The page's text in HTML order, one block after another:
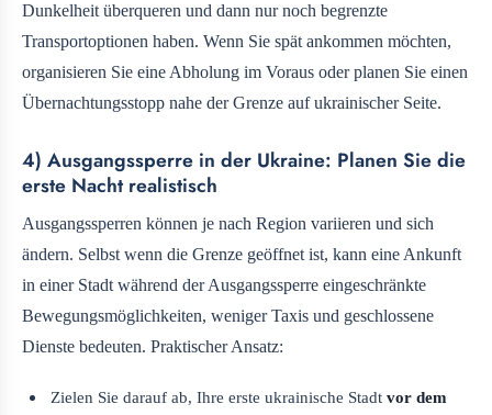
Dunkelheit überqueren und dann nur noch begrenzte
Transportoptionen haben. Wenn Sie spät ankommen möchten,
organisieren Sie eine Abholung im Voraus oder planen Sie einen
Übernachtungsstopp nahe der Grenze auf ukrainischer Seite.
4) Ausgangssperre in der Ukraine: Planen Sie die
erste Nacht realistisch
Ausgangssperren können je nach Region variieren und sich
ändern. Selbst wenn die Grenze geöffnet ist, kann eine Ankunft
in einer Stadt während der Ausgangssperre eingeschränkte
Bewegungsmöglichkeiten, weniger Taxis und geschlossene
Dienste bedeuten. Praktischer Ansatz:
Zielen Sie darauf ab, Ihre erste ukrainische Stadtvor dem